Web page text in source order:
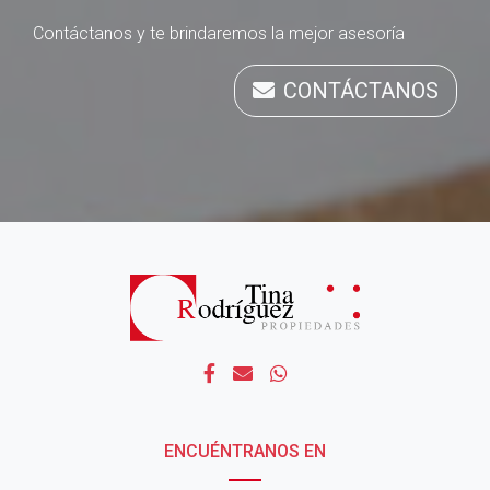
Contáctanos y te brindaremos la mejor asesoría
CONTÁCTANOS
ENCUÉNTRANOS EN